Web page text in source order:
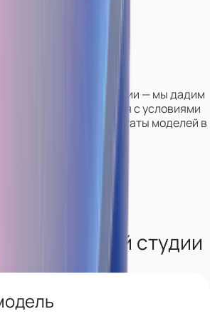
боте нашей студии — мы дадим
поможем определиться с условиями
работу и результаты моделей в
нашей студии